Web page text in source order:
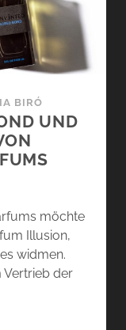
BIRÓ
UND
möchte
Illusion,
widmen.
Vertrieb der